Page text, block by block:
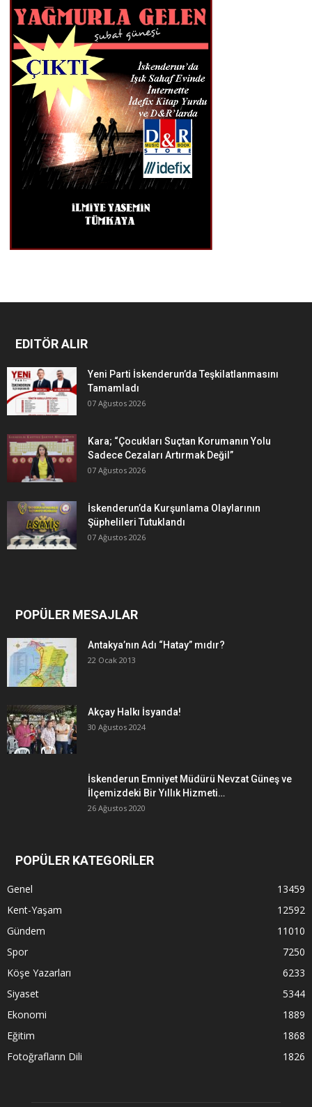
EDITÖR ALIR
Yeni Parti İskenderun’da Teşkilatlanmasını
Tamamladı
07 Ağustos 2026
Kara; “Çocukları Suçtan Korumanın Yolu
Sadece Cezaları Artırmak Değil”
07 Ağustos 2026
İskenderun’da Kurşunlama Olaylarının
Şüphelileri Tutuklandı
07 Ağustos 2026
POPÜLER MESAJLAR
Antakya’nın Adı “Hatay” mıdır?
22 Ocak 2013
Akçay Halkı İsyanda!
30 Ağustos 2024
İskenderun Emniyet Müdürü Nevzat Güneş ve
İlçemizdeki Bir Yıllık Hizmeti…
26 Ağustos 2020
POPÜLER KATEGORİLER
Genel
13459
Kent-Yaşam
12592
Gündem
11010
Spor
7250
Köşe Yazarları
6233
Siyaset
5344
Ekonomi
1889
Eğitim
1868
Fotoğrafların Dili
1826